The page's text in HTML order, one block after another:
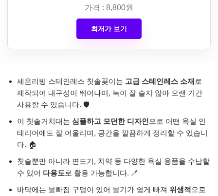
가격 : 8,800원
최저가 보기
세은리빙 스테인레스 칫솔꽂이는 고급 스테인레스 소재 로
제작되어 내구성이 뛰어나며, 녹이 잘 슬지 않아 오랜 기간
사용할 수 있습니다. 🛡️
이 칫솔거치대는 심플하고 모던한 디자인 으로 어떤 욕실 인
테리어에도 잘 어울리며, 공간을 깔끔하게 정리할 수 있습니
다. 🏠
칫솔뿐만 아니라 면도기, 치약 등 다양한 욕실 용품을 수납할
수 있어 다용도로 활용 가능합니다. 🪥
바닥에는 물빠짐 구멍이 있어 물기가 쉽게 빠져 위생적 으로